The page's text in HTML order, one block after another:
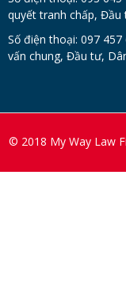
© 2018 My Way Law